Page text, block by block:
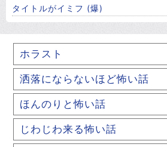
タイトルがイミフ (爆)
ホラスト
洒落にならないほど怖い話
ほんのりと怖い話
じわじわ来る怖い話